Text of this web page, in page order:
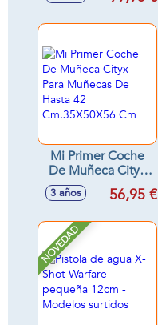
Mi Primer Coche
De Muñeca Cityx
Para Muñecas De
Hasta 42
3 años 56,95 €
NOVEDAD